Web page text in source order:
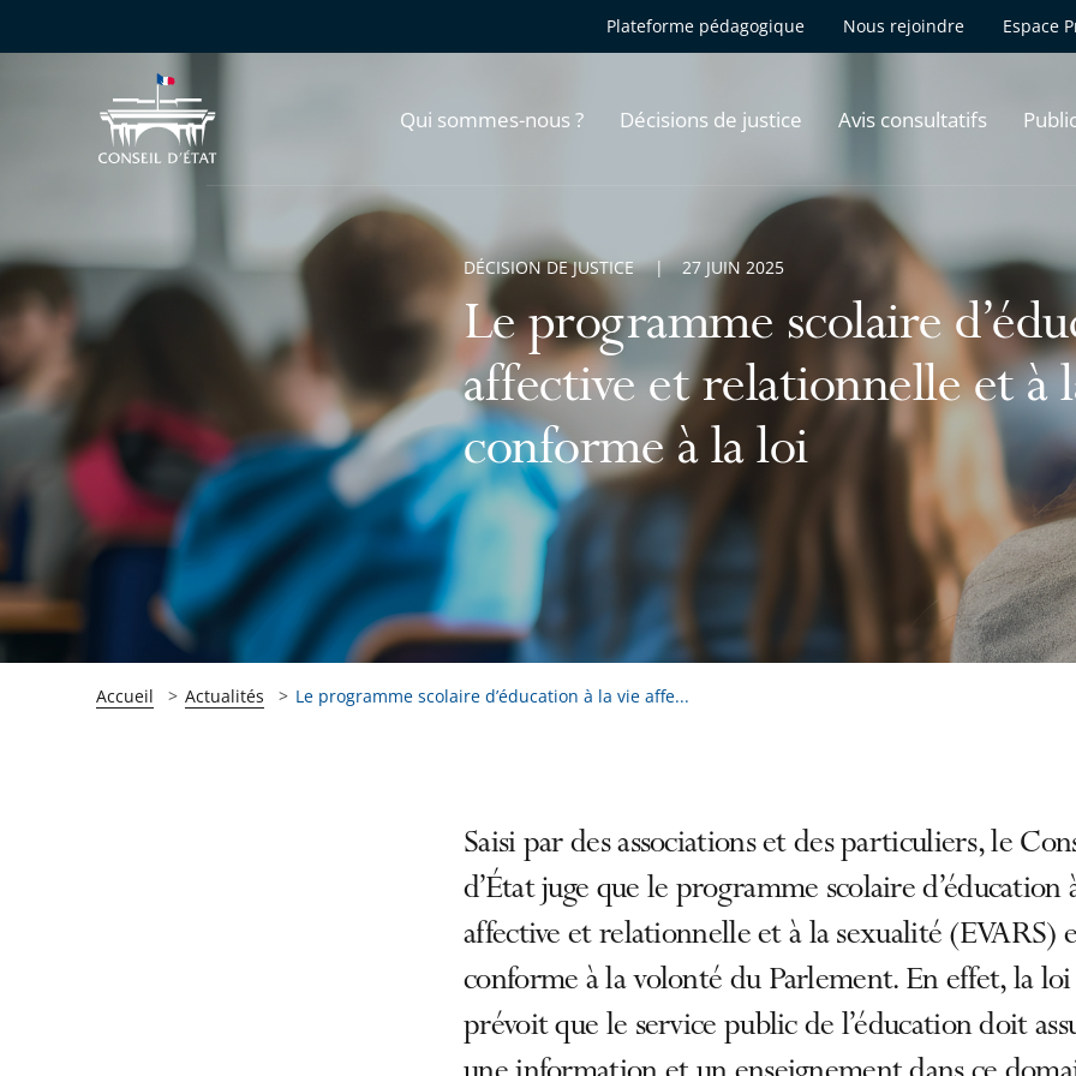
Plateforme pédagogique Nous rejoindre Espace
Qui sommes-nous ? Décisions de justice Avis consultatifs
Le programme scolaire
affective et relationnelle et à
conforme à la loi
DÉCISION DE JUSTICE 27 JUIN 2025
Accueil Actualités Le programme scolaire d’éducation à la vie affe...
Saisi par des associations et des particuliers, le
d’État juge que le programme scolaire d’éducation
affective et relationnelle et à la sexualité (EVARS)
conforme à la volonté du Parlement. En effet, la loi
prévoit que le service public de l’éducation doit